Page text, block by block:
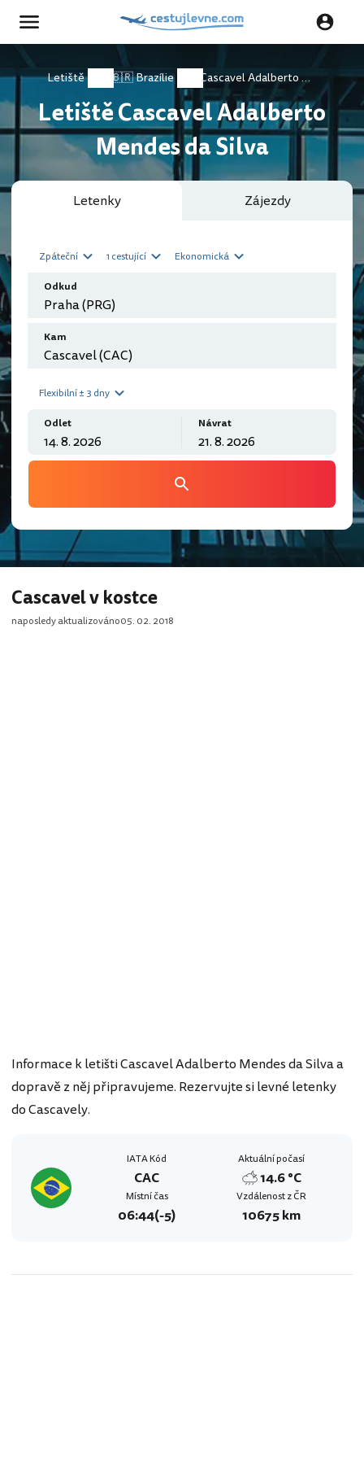
Letiště 🇧🇷 Brazílie Cascavel Adalberto Mendes da Silva
Letiště Cascavel Adalberto
Mendes da Silva
Letenky Zájezdy
Zpáteční 1 cestující Ekonomická
Odkud
Kam
Flexibilní ± 3 dny
Odlet Návrat
Cascavel v kostce
naposledy aktualizováno05. 02. 2018
Informace k letišti Cascavel Adalberto Mendes da Silva a
dopravě z něj připravujeme. Rezervujte si levné letenky
do Cascavely.
IATA Kód
CAC
Aktuální počasí
14.6 °C
Místní čas
06:44(-5)
Vzdálenost z ČR
10675 km